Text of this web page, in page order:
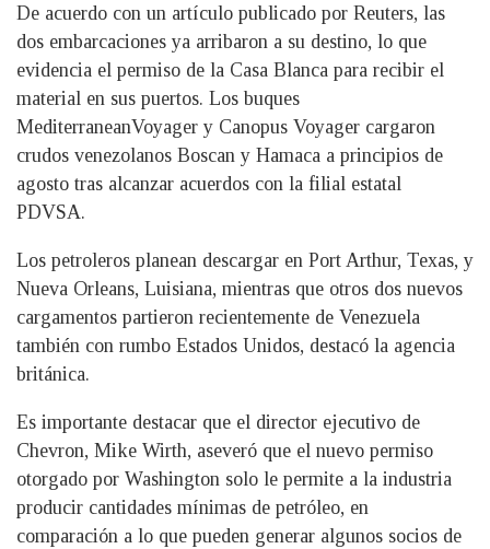
De acuerdo con un artículo publicado por Reuters, las
dos embarcaciones ya arribaron a su destino, lo que
evidencia el permiso de la Casa Blanca para recibir el
material en sus puertos. Los buques
MediterraneanVoyager y Canopus Voyager cargaron
crudos venezolanos Boscan y Hamaca a principios de
agosto tras alcanzar acuerdos con la filial estatal
PDVSA.
Los petroleros planean descargar en Port Arthur, Texas, y
Nueva Orleans, Luisiana, mientras que otros dos nuevos
cargamentos partieron recientemente de Venezuela
también con rumbo Estados Unidos, destacó la agencia
británica.
Es importante destacar que el director ejecutivo de
Chevron, Mike Wirth, aseveró que el nuevo permiso
otorgado por Washington solo le permite a la industria
producir cantidades mínimas de petróleo, en
comparación a lo que pueden generar algunos socios de